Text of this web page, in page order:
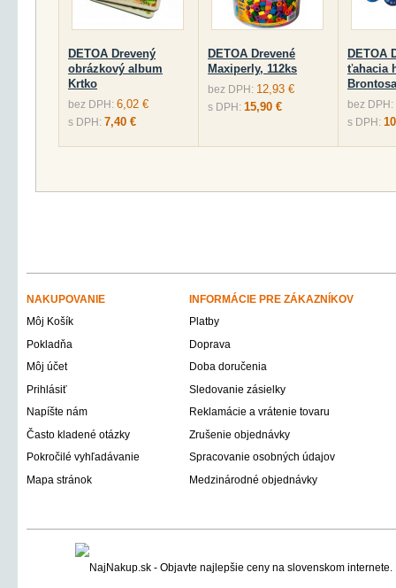
DETOA Drevený
obrázkový album
Krtko
bez DPH: 6,02 €
s DPH: 7,40 €
DETOA Drevené
Maxiperly, 112ks
bez DPH: 12,93 €
s DPH: 15,90 €
DETOA
ťahacia
bez DPH:
s DPH:
NAKUPOVANIE
INFORMÁCIE PRE ZÁKAZNÍKOV
Môj Košík
Platby
Pokladňa
Doprava
Môj účet
Doba doručenia
Prihlásiť
Sledovanie zásielky
Napíšte nám
Reklamácie a vrátenie tovaru
Často kladené otázky
Zrušenie objednávky
Pokročilé vyhľadávanie
Spracovanie osobných údajov
Mapa stránok
Medzinárodné objednávky